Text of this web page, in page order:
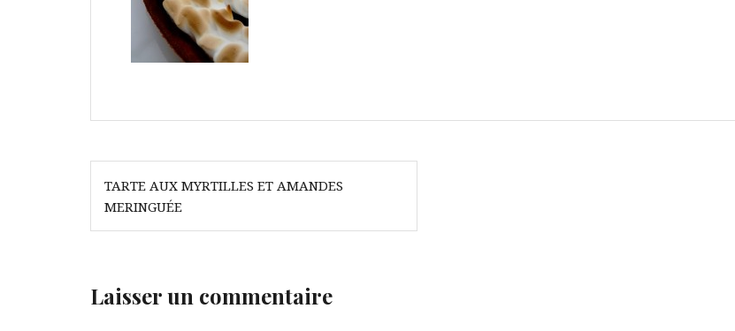
Navigation
de
l’article
TARTE AUX MYRTILLES ET AMANDES
MERINGUÉE
Laisser un commentaire